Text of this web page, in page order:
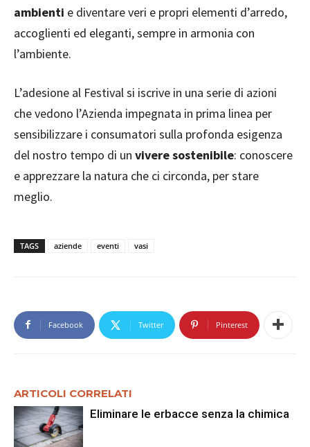
ambienti e diventare veri e propri elementi d’arredo,
accoglienti ed eleganti, sempre in armonia con
l’ambiente.
L’adesione al Festival si iscrive in una serie di azioni
che vedono l’Azienda impegnata in prima linea per
sensibilizzare i consumatori sulla profonda esigenza
del nostro tempo di un vivere sostenibile: conoscere
e apprezzare la natura che ci circonda, per stare
meglio.
TAGS aziende eventi vasi
Facebook Twitter Pinterest
ARTICOLI CORRELATI
Eliminare le erbacce senza la chimica